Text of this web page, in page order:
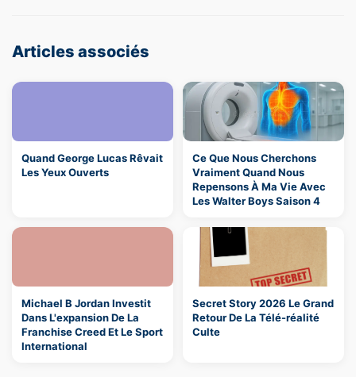
Articles associés
Quand George Lucas Rêvait
Les Yeux Ouverts
Ce Que Nous Cherchons
Vraiment Quand Nous
Repensons À Ma Vie Avec
Les Walter Boys Saison 4
Michael B Jordan Investit
Dans L'expansion De La
Franchise Creed Et Le Sport
International
Secret Story 2026 Le Grand
Retour De La Télé-réalité
Culte